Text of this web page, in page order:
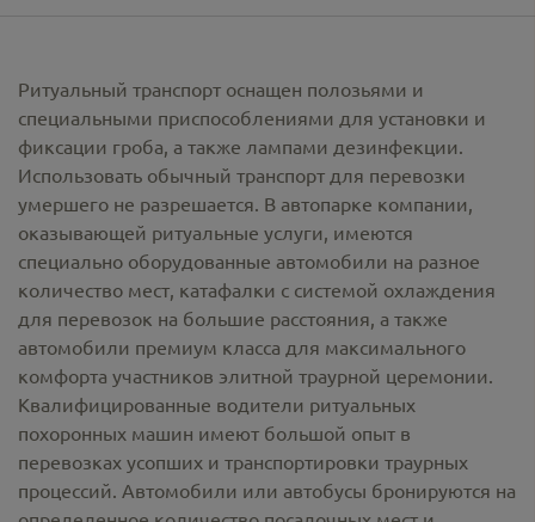
Ритуальный транспорт оснащен полозьями и
специальными приспособлениями для установки и
фиксации гроба, а также лампами дезинфекции.
Использовать обычный транспорт для перевозки
умершего не разрешается. В автопарке компании,
оказывающей ритуальные услуги, имеются
специально оборудованные автомобили на разное
количество мест, катафалки с системой охлаждения
для перевозок на большие расстояния, а также
автомобили премиум класса для максимального
комфорта участников элитной траурной церемонии.
Квалифицированные водители ритуальных
похоронных машин имеют большой опыт в
перевозках усопших и транспортировки траурных
процессий. Автомобили или автобусы бронируются на